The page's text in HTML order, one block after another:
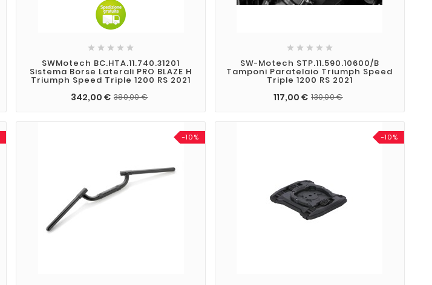
    
SWMotech BC.HTA.11.740.31201
Sistema Borse Laterali PRO BLAZE H
Triumph Speed Triple 1200 RS 2021
342,00 € 380,00 €
    
SW-Motech STP.11.590.10600/B
Tamponi Paratelaio Triumph Speed
Triple 1200 RS 2021
117,00 € 130,00 €
-10% -10%